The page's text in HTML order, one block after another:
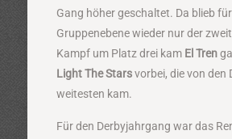
Gang höher geschaltet. Da blieb für
Gruppenebene wieder nur der
Kampf um Platz drei kam El Tren
Light The Starsvorbei, die von den
weitesten kam.
Für den Derbyjahrgang war das